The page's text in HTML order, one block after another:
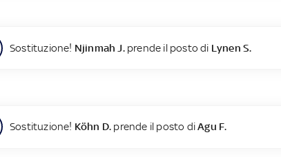
Sostituzione! Njinmah J.prende il posto di Lynen S.
Sostituzione! Köhn D. prende il posto diAgu F.